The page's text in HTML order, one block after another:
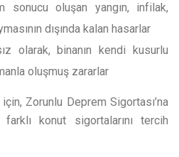
sonucu oluşan yangın, infilak,
dışında kalan hasarlar
olarak, binanın kendi kusurlu
oluşmuş zararlar
Zorunlu Deprem Sigortası’na
farklı konut sigortalarını tercih